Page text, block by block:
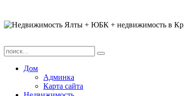
Дом
Админка
Карта сайта